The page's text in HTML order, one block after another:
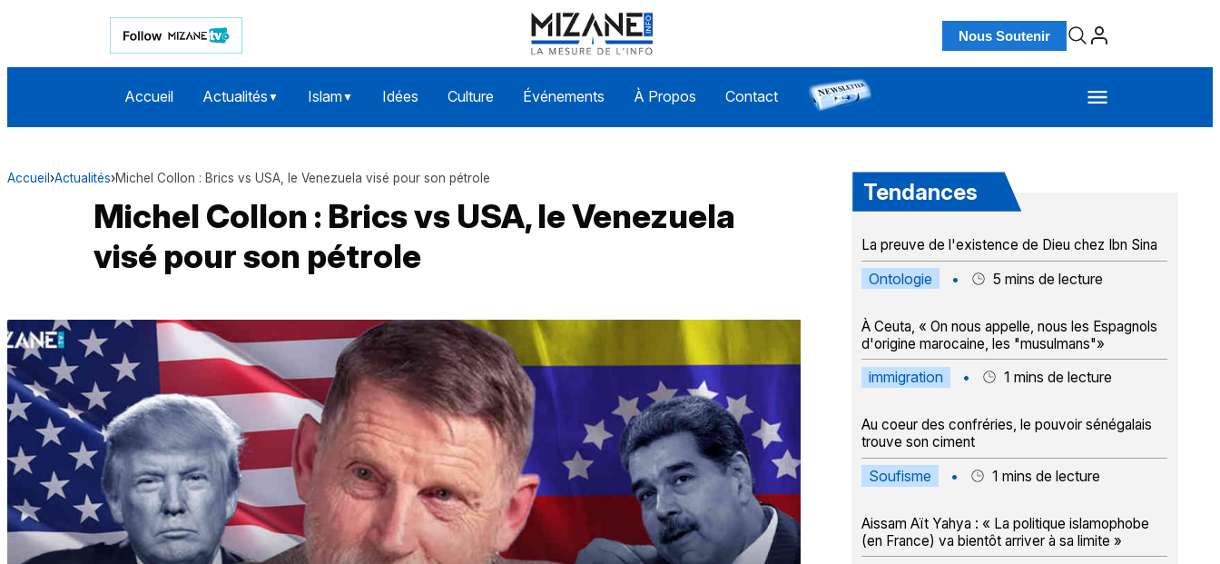
Nous Soutenir
Accueil Actualités ▼ Islam▼ Idées Culture Événements À Propos Contact
Accueil ›Actualités›Michel Collon : Brics vs USA, le Venezuela visé pour son pétrole
Michel Collon : Brics vs USA, le Venezuela
visé pour son pétrole
Tendances
La preuve de l'existence de Dieu chez Ibn Sina
Ontologie • 5 mins de lecture
À Ceuta, « On nous appelle, nous les Espagnols
d'origine marocaine, les "musulmans"»
immigration • 1 mins de lecture
Au coeur des confréries, le pouvoir sénégalais
trouve son ciment
Soufisme • 1 mins de lecture
Aissam Aït Yahya : « La politique islamophobe
(en France) va bientôt arriver à sa limite »